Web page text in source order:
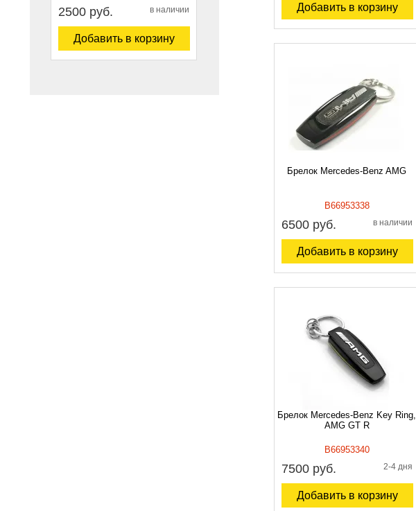
2500 руб. в наличии
Добавить в корзину
Добавить в корзину
Брелок Mercedes-Benz AMG
B66953338
6500 руб. в наличии
Добавить в корзину
Брелок Mercedes-Benz Key Ring,
AMG GT R
B66953340
7500 руб. 2-4 дня
Добавить в корзину